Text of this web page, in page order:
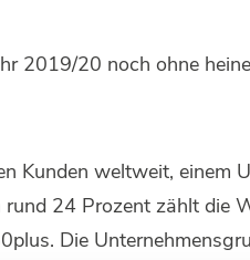
2019/20 noch ohne
Kunden weltweit, einem
rund 24 Prozent zählt die
Die